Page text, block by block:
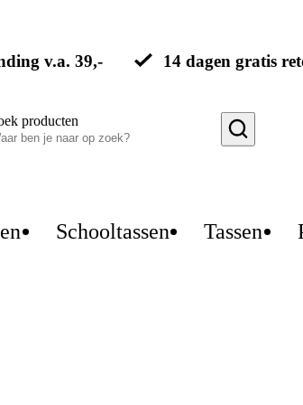
v.a. 39,- 14 dagen gratis
Schooltassen Tassen
producten